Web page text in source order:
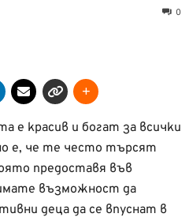
0
е красив и богат за всички
е, че те често търсят
предоставя във
възможност да
деца да се впуснат в